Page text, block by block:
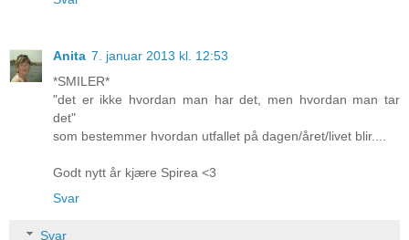
Anita 7. januar 2013 kl. 12:53
*SMILER*
"det er ikke hvordan man har det, men hvordan man tar
det"
som bestemmer hvordan utfallet på dagen/året/livet blir....
Godt nytt år kjære Spirea <3
Svar
Svar